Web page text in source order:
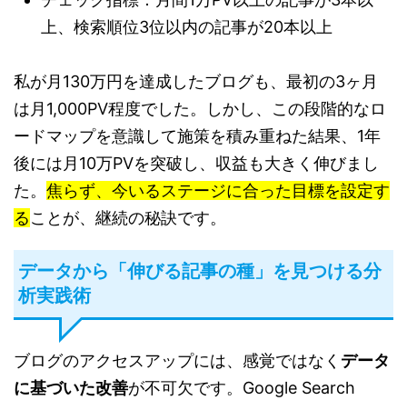
上、検索順位3位以内の記事が20本以上
私が月130万円を達成したブログも、最初の3ヶ月
は月1,000PV程度でした。しかし、この段階的なロ
ードマップを意識して施策を積み重ねた結果、1年
後には月10万PVを突破し、収益も大きく伸びまし
た。 焦らず、今いるステージに合った目標を設定す
ることが、継続の秘訣です。
データから「伸びる記事の種」を見つける分
析実践術
ブログのアクセスアップには、感覚ではなく データ
に基づいた改善が不可欠です。Google Search